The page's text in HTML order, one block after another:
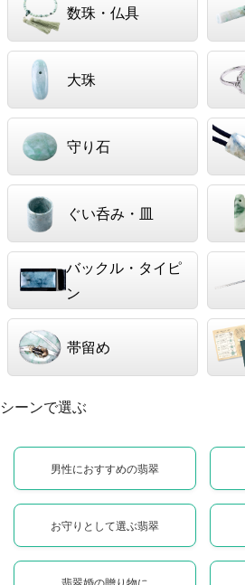
数珠・仏具
大珠
守り石
ぐい呑み・皿
バックル・タイピ
ン
帯留め
シーンで選ぶ
男性におすすめの翡翠
お守りとして選ぶ翡翠